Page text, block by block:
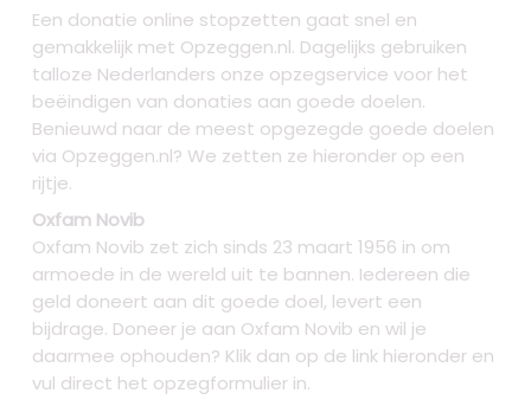
Een donatie online stopzetten gaat snel en
gemakkelijk met Opzeggen.nl. Dagelijks gebruiken
talloze Nederlanders onze opzegservice voor het
beëindigen van donaties aan goede doelen.
Benieuwd naar de meest opgezegde goede doelen
via Opzeggen.nl? We zetten ze hieronder op een
rijtje.
Oxfam Novib
Oxfam Novib zet zich sinds 23 maart 1956 in om
armoede in de wereld uit te bannen. Iedereen die
geld doneert aan dit goede doel, levert een
bijdrage. Doneer je aan Oxfam Novib en wil je
daarmee ophouden? Klik dan op de link hieronder en
vul direct het opzegformulier in.